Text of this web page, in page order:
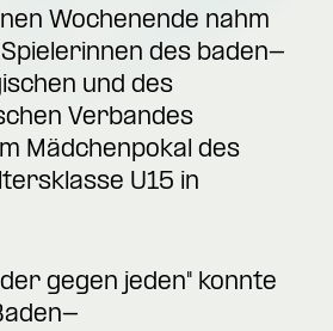
Wochenende nahm
des baden-
und des
Verbandes
Mädchenpokal des
U15 in
gegen jeden" konnte